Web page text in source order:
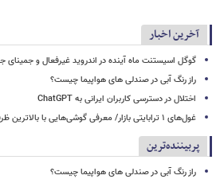
آخرین اخبار
گوگل اسیستنت ماه آینده در اندروید غیرفعال و
راز رنگ آبی در صندلی های هواپیما چیست؟
اختلال در دسترسی کاربران ایرانی به ChatGPT
غول‌های ۱ ترابایتی بازار/ معرفی گوشی‌هایی با بالاترین ظرفیت حافظه داخلی در سال ۲۰۲۶
پربیننده‌ترین
راز رنگ آبی در صندلی های هواپیما چیست؟